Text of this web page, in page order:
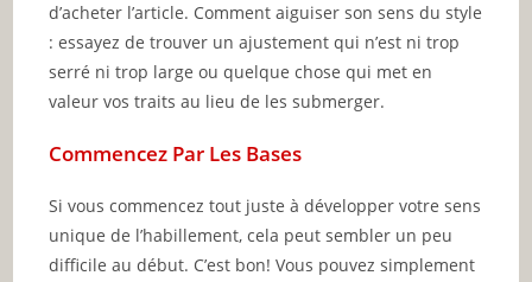
d’acheter l’article. Comment aiguiser son sens du style
: essayez de trouver un ajustement qui n’est ni trop
serré ni trop large ou quelque chose qui met en
valeur vos traits au lieu de les submerger.
Commencez Par Les Bases
Si vous commencez tout juste à développer votre sens
unique de l’habillement, cela peut sembler un peu
difficile au début. C’est bon! Vous pouvez simplement